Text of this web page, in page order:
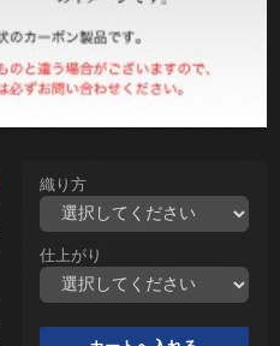
織り方
仕上がり